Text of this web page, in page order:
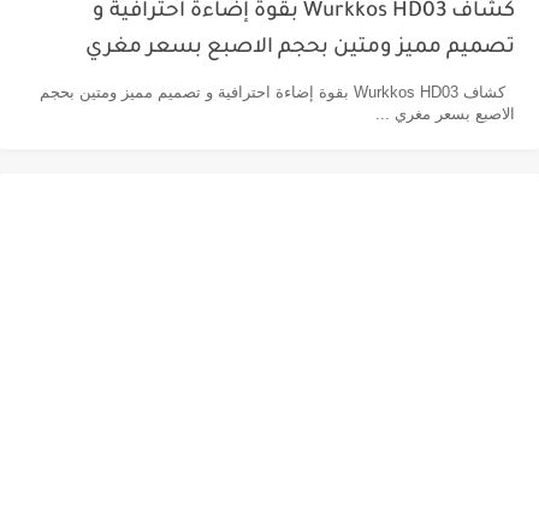
كشاف Wurkkos HD03 بقوة إضاءة احترافية و
تصميم مميز ومتين بحجم الاصبع بسعر مغري
كشاف Wurkkos HD03 بقوة إضاءة احترافية و تصميم مميز ومتين بحجم
الاصبع بسعر مغري ...